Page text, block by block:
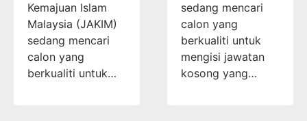
Kemajuan Islam
Malaysia (JAKIM)
sedang mencari
calon yang
berkualiti untuk…
sedang mencari
calon yang
berkualiti untuk
mengisi jawatan
kosong yang…